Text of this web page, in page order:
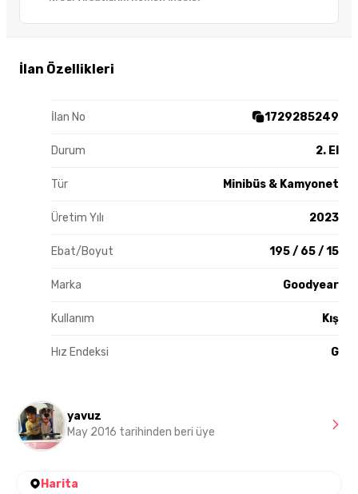
İlan Özellikleri
İlan No 1729285249
Durum 2. El
Tür Minibüs & Kamyonet
Üretim Yılı 2023
Ebat/Boyut 195 / 65 / 15
Marka Goodyear
Kullanım Kış
Hız Endeksi G
yavuz
May 2016 tarihinden beri üye
Harita